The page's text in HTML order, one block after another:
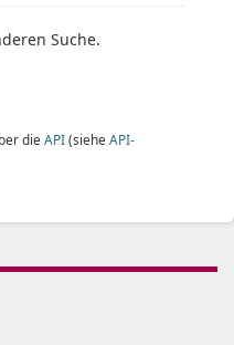
Suche.
die API(siehe API-